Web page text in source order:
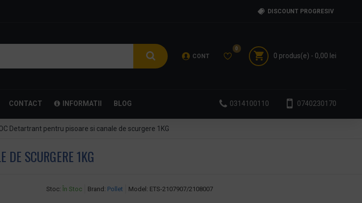
DISCOUNT PROGRESIV
CONT
0
0 produs(e) - 0,00 lei
CONTACT INFORMATII BLOG 0314100110 0740230170
Detartrant pentru pisoare si canale de scurgere 1KG
SCURGERE 1KG
Stoc: În Stoc Brand: Pollet Model: ETS-2107907/2108007